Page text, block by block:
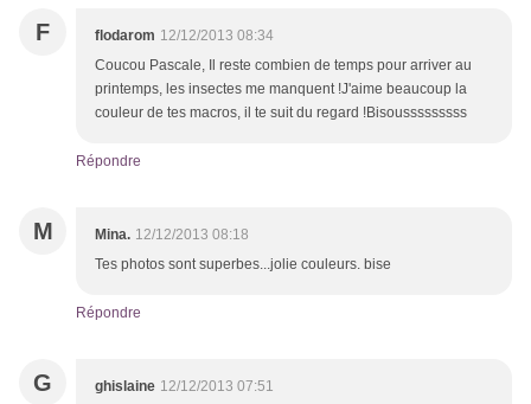
F flodarom 12/12/2013 08:34
Coucou Pascale, Il reste combien de temps pour arriver au
printemps, les insectes me manquent !J'aime beaucoup la
couleur de tes macros, il te suit du regard !Bisousssssssss
Répondre
M Mina. 12/12/2013 08:18
Tes photos sont superbes...jolie couleurs. bise
Répondre
G ghislaine 12/12/2013 07:51